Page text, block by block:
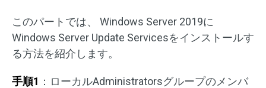
このパートでは、 Windows Server 2019に
Windows Server Update Servicesをインストールす
る方法を紹介します。
手順1 ：ローカルAdministratorsグループのメンバ